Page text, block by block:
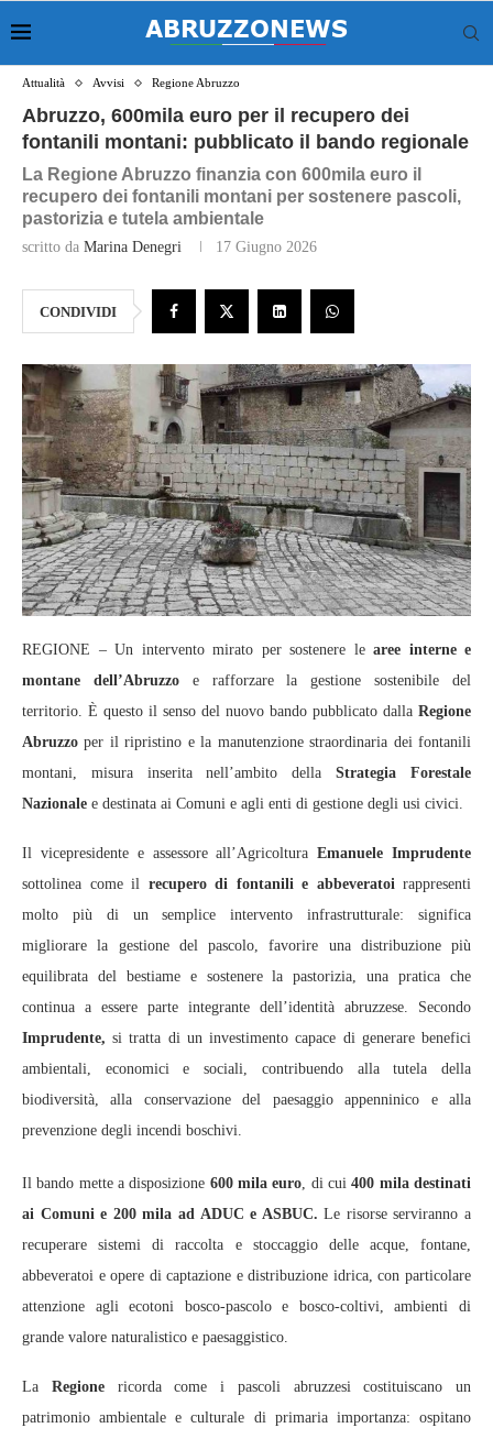
Attualità Avvisi Regione Abruzzo
Abruzzo, 600mila euro per il recupero dei
fontanili montani: pubblicato il bando regionale
La Regione Abruzzo finanzia con 600mila euro il
recupero dei fontanili montani per sostenere pascoli,
pastorizia e tutela ambientale
scritto da Marina Denegri 17 Giugno 2026
CONDIVIDI
REGIONE – Un intervento mirato per sostenere learee interne e
montane dell’Abruzzoe rafforzare la gestione sostenibile del
territorio. È questo il senso del nuovo bando pubblicato dalla Regione
Abruzzo per il ripristino e la manutenzione straordinaria dei fontanili
montani, misura inserita nell’ambito dellaStrategia Forestale
Nazionale e destinata ai Comuni e agli enti di gestione degli usi civici.
Il vicepresidente e assessore all’AgricolturaEmanuele Imprudente
sottolinea come il recupero di fontanili e abbeveratoirappresenti
molto più di un semplice intervento infrastrutturale: significa
migliorare la gestione del pascolo, favorire una distribuzione più
equilibrata del bestiame e sostenere la pastorizia, una pratica che
continua a essere parte integrante dell’identità abruzzese. Secondo
Imprudente, si tratta di un investimento capace di generare benefici
ambientali, economici e sociali, contribuendo alla tutela della
biodiversità, alla conservazione del paesaggio appenninico e alla
prevenzione degli incendi boschivi.
Il bando mette a disposizione 600 mila euro, di cui400 mila destinati
ai Comuni e 200 mila ad ADUC e ASBUC. Le risorse serviranno a
recuperare sistemi di raccolta e stoccaggio delle acque, fontane,
abbeveratoi e opere di captazione e distribuzione idrica, con particolare
attenzione agli ecotoni bosco-pascolo e bosco-coltivi, ambienti di
grande valore naturalistico e paesaggistico.
La Regionericorda come i pascoli abruzzesi costituiscano un
patrimonio ambientale e culturale di primaria importanza: ospitano